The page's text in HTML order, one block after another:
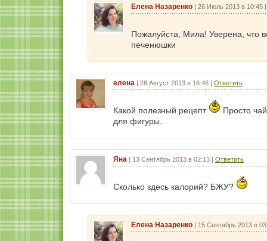
Елена Назаренко 26 Июль 2013 в 10:45
Пожалуйста, Мила! Уверена, что
печенюшки
елена 28 Август 2013 в 16:46 Ответить
Какой полезный рецепт
Просто
для фигуры.
Яна 13 Сентябрь 2013 в 02:13 Ответить
Сколько здесь калорий? БЖУ?
Елена Назаренко 15 Сентябрь 2013 в